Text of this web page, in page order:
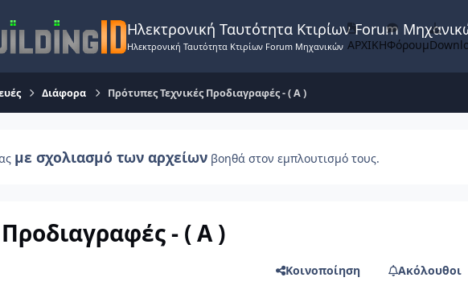
Ηλεκτρονική Ταυτότητα Κτιρίων Forum
Ηλεκτρονική Ταυτότητα Κτιρίων Forum Μηχανικών ΑΡΧΙΚΗΦόρουμ
Διάφορα Πρότυπες Τεχνικές Προδιαγραφές - ( A )
με σχολιασμό των αρχείωνβοηθά στον εμπλουτισμό τους.
- ( A )
Κοινοποίηση Ακόλουθοι